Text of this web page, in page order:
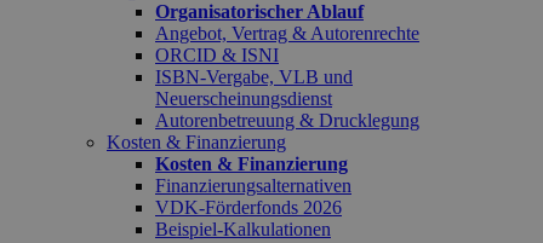
Organisatorischer Ablauf
Angebot, Vertrag & Autorenrechte
ORCID & ISNI
ISBN-Vergabe, VLB und
Neuerscheinungsdienst
Autorenbetreuung & Drucklegung
Kosten & Finanzierung
Kosten & Finanzierung
Finanzierungsalternativen
VDK-Förderfonds 2026
Beispiel-Kalkulationen